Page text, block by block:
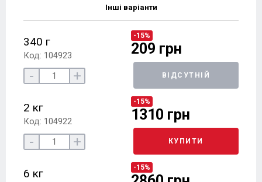
Інші варіанти
340 г
Код: 104923
-15%
209 грн
- + ВІДСУТНІЙ
2 кг
Код: 104922
-15%
1310 грн
- + КУПИТИ
6 кг -15%